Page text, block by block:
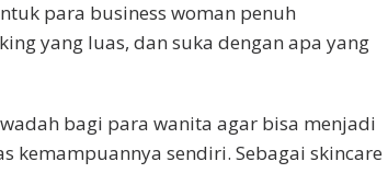
para business woman penuh
yang luas, dan suka dengan apa yang
bagi para wanita agar bisa menjadi
kemampuannya sendiri. Sebagai skincare